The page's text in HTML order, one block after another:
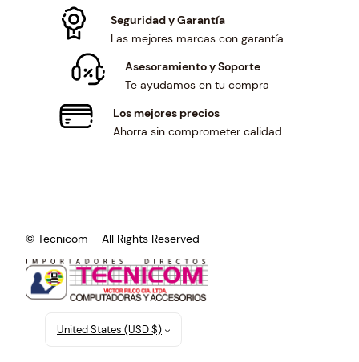
Seguridad y Garantía
Las mejores marcas con garantía
Asesoramiento y Soporte
Te ayudamos en tu compra
Los mejores precios
Ahorra sin comprometer calidad
© Tecnicom – All Rights Reserved
United States (USD $)